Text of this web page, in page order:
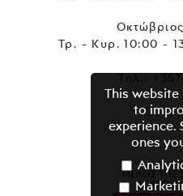
Τρ. - Κυρ. 10:00 -
Τηλ.:
ΜΕΛΟΣ ΤΗΣ
ΘΕΑΤΡΩΝ
This website
to
experience.
ones